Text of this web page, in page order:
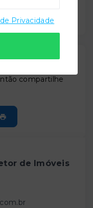
compartilhe
de Imóveis
Privacidade